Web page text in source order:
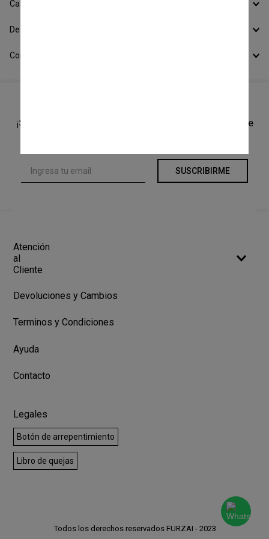
Calcular Envío
Devoluciones
Conocer todos los Medios de Pago
¡Suscríbete a nuestro newsletter y recibí un cupón de
SUSCRIBIRME
Atención
al
Cliente
Devoluciones y Cambios
Terminos y Condiciones
Ayuda
Contacto
Legales
Botón de arrepentimiento
Libro de quejas
Todos los derechos reservados FURZAI - 2023